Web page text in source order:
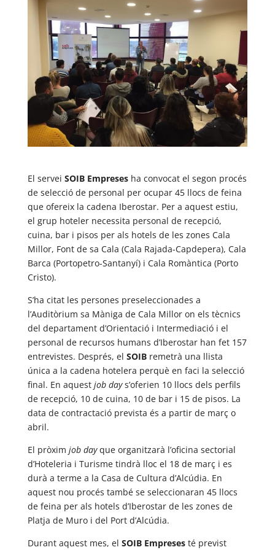
El servei SOIB Empreses ha convocat el segon procés
de selecció de personal per ocupar 45 llocs de feina
que ofereix la cadena Iberostar. Per a aquest estiu,
el grup hoteler necessita personal de recepció,
cuina, bar i pisos per als hotels de les zones Cala
Millor, Font de sa Cala (Cala Rajada-Capdepera), Cala
Barca (Portopetro-Santanyí) i Cala Romàntica (Porto
Cristo).
S’ha citat les persones preseleccionades a
l’Auditòrium sa Màniga de Cala Millor on els tècnics
del departament d’Orientació i Intermediació i el
personal de recursos humans d’Iberostar han fet 157
entrevistes. Després, el SOIB remetrà una llista
única a la cadena hotelera perquè en faci la selecció
final. En aquest job days’oferien 10 llocs dels perfils
de recepció, 10 de cuina, 10 de bar i 15 de pisos. La
data de contractació prevista és a partir de març o
abril.
El pròxim job dayque organitzarà l’oficina sectorial
d’Hoteleria i Turisme tindrà lloc el 18 de març i es
durà a terme a la Casa de Cultura d’Alcúdia. En
aquest nou procés també se seleccionaran 45 llocs
de feina per als hotels d’Iberostar de les zones de
Platja de Muro i del Port d’Alcúdia.
Durant aquest mes, el SOIB Empreses té previst